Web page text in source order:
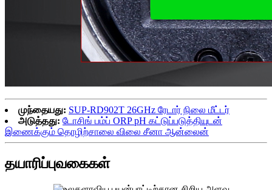
முந்தையது: SUP-RD902T 26GHz ரேடார் நிலை மீட்டர்
அடுத்தது: டோசிங் பம்ப் ORP pH கட்டுப்படுத்தியுடன்
இணைக்கும் தொழிற்சாலை விலை சீனா ஆன்லைன்
தயாரிப்புவகைகள்